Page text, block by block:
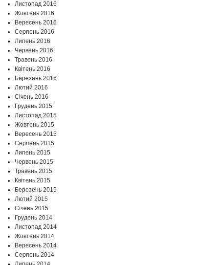
Листопад 2016
Жовтень 2016
Вересень 2016
Серпень 2016
Липень 2016
Червень 2016
Травень 2016
Квітень 2016
Березень 2016
Лютий 2016
Січень 2016
Грудень 2015
Листопад 2015
Жовтень 2015
Вересень 2015
Серпень 2015
Липень 2015
Червень 2015
Травень 2015
Квітень 2015
Березень 2015
Лютий 2015
Січень 2015
Грудень 2014
Листопад 2014
Жовтень 2014
Вересень 2014
Серпень 2014